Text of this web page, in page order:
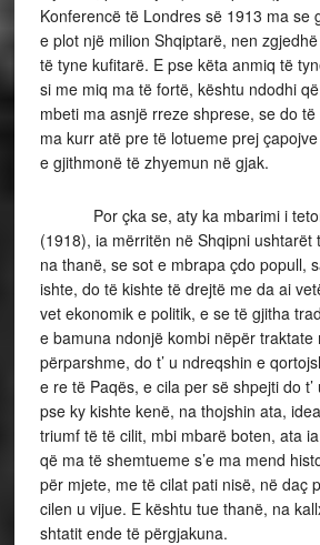
Konferencë të Londres së 1913 ma se
e plot një milion Shqiptarë, nen
të tyne kufitarë. E pse këta anmiq të
si me miq ma të fortë, kështu ndodhi që
mbeti ma asnjë rreze shprese, se do
ma kurr atë pre të lotueme prej
e gjithmonë të zhyemun në gjak.
Por çka se, aty ka mbarimi i
(1918), ia mërritën në Shqipni ushtarët
na thanë, se sot e mbrapa çdo popull,
ishte, do të kishte të drejtë me da ai
vet ekonomik e politik, e se të gjitha
e bamuna ndonjë kombi nëpër traktate
përparshme, do t’ u ndreqshin e
e re të Paqës, e cila per së shpejti do
pse ky kishte kenë, na thojshin ata,
triumf të të cilit, mbi mbarë boten, ata
që ma të shemtueme s’e ma mend
për mjete, me të cilat pati nisë, në daç
cilen u vijue. E kështu tue thanë, na
shtatit ende të përgjakuna.